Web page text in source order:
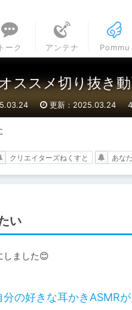
トーク アンテナ Pommu
ススメ切り抜き
更新：2025.03.24
クリエイターズねくすと あな
い
しました😊
分の好きな耳かきASMR